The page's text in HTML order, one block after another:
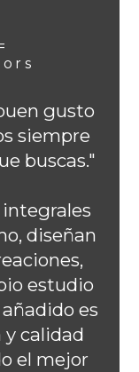
gusto
siempre
buscas."
diseñan
estudio
es
y calidad
el mejor